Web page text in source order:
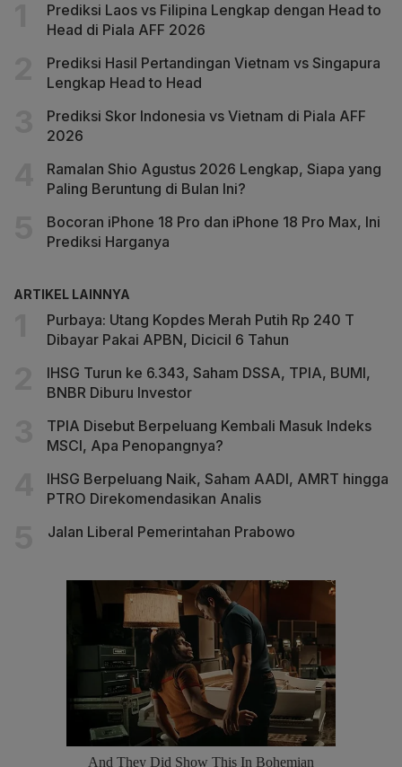
Prediksi Laos vs Filipina Lengkap dengan Head to
Head di Piala AFF 2026
Prediksi Hasil Pertandingan Vietnam vs Singapura
Lengkap Head to Head
Prediksi Skor Indonesia vs Vietnam di Piala AFF
2026
Ramalan Shio Agustus 2026 Lengkap, Siapa yang
Paling Beruntung di Bulan Ini?
Bocoran iPhone 18 Pro dan iPhone 18 Pro Max, Ini
Prediksi Harganya
ARTIKEL LAINNYA
Purbaya: Utang Kopdes Merah Putih Rp 240 T
Dibayar Pakai APBN, Dicicil 6 Tahun
IHSG Turun ke 6.343, Saham DSSA, TPIA, BUMI,
BNBR Diburu Investor
TPIA Disebut Berpeluang Kembali Masuk Indeks
MSCI, Apa Penopangnya?
IHSG Berpeluang Naik, Saham AADI, AMRT hingga
PTRO Direkomendasikan Analis
Jalan Liberal Pemerintahan Prabowo